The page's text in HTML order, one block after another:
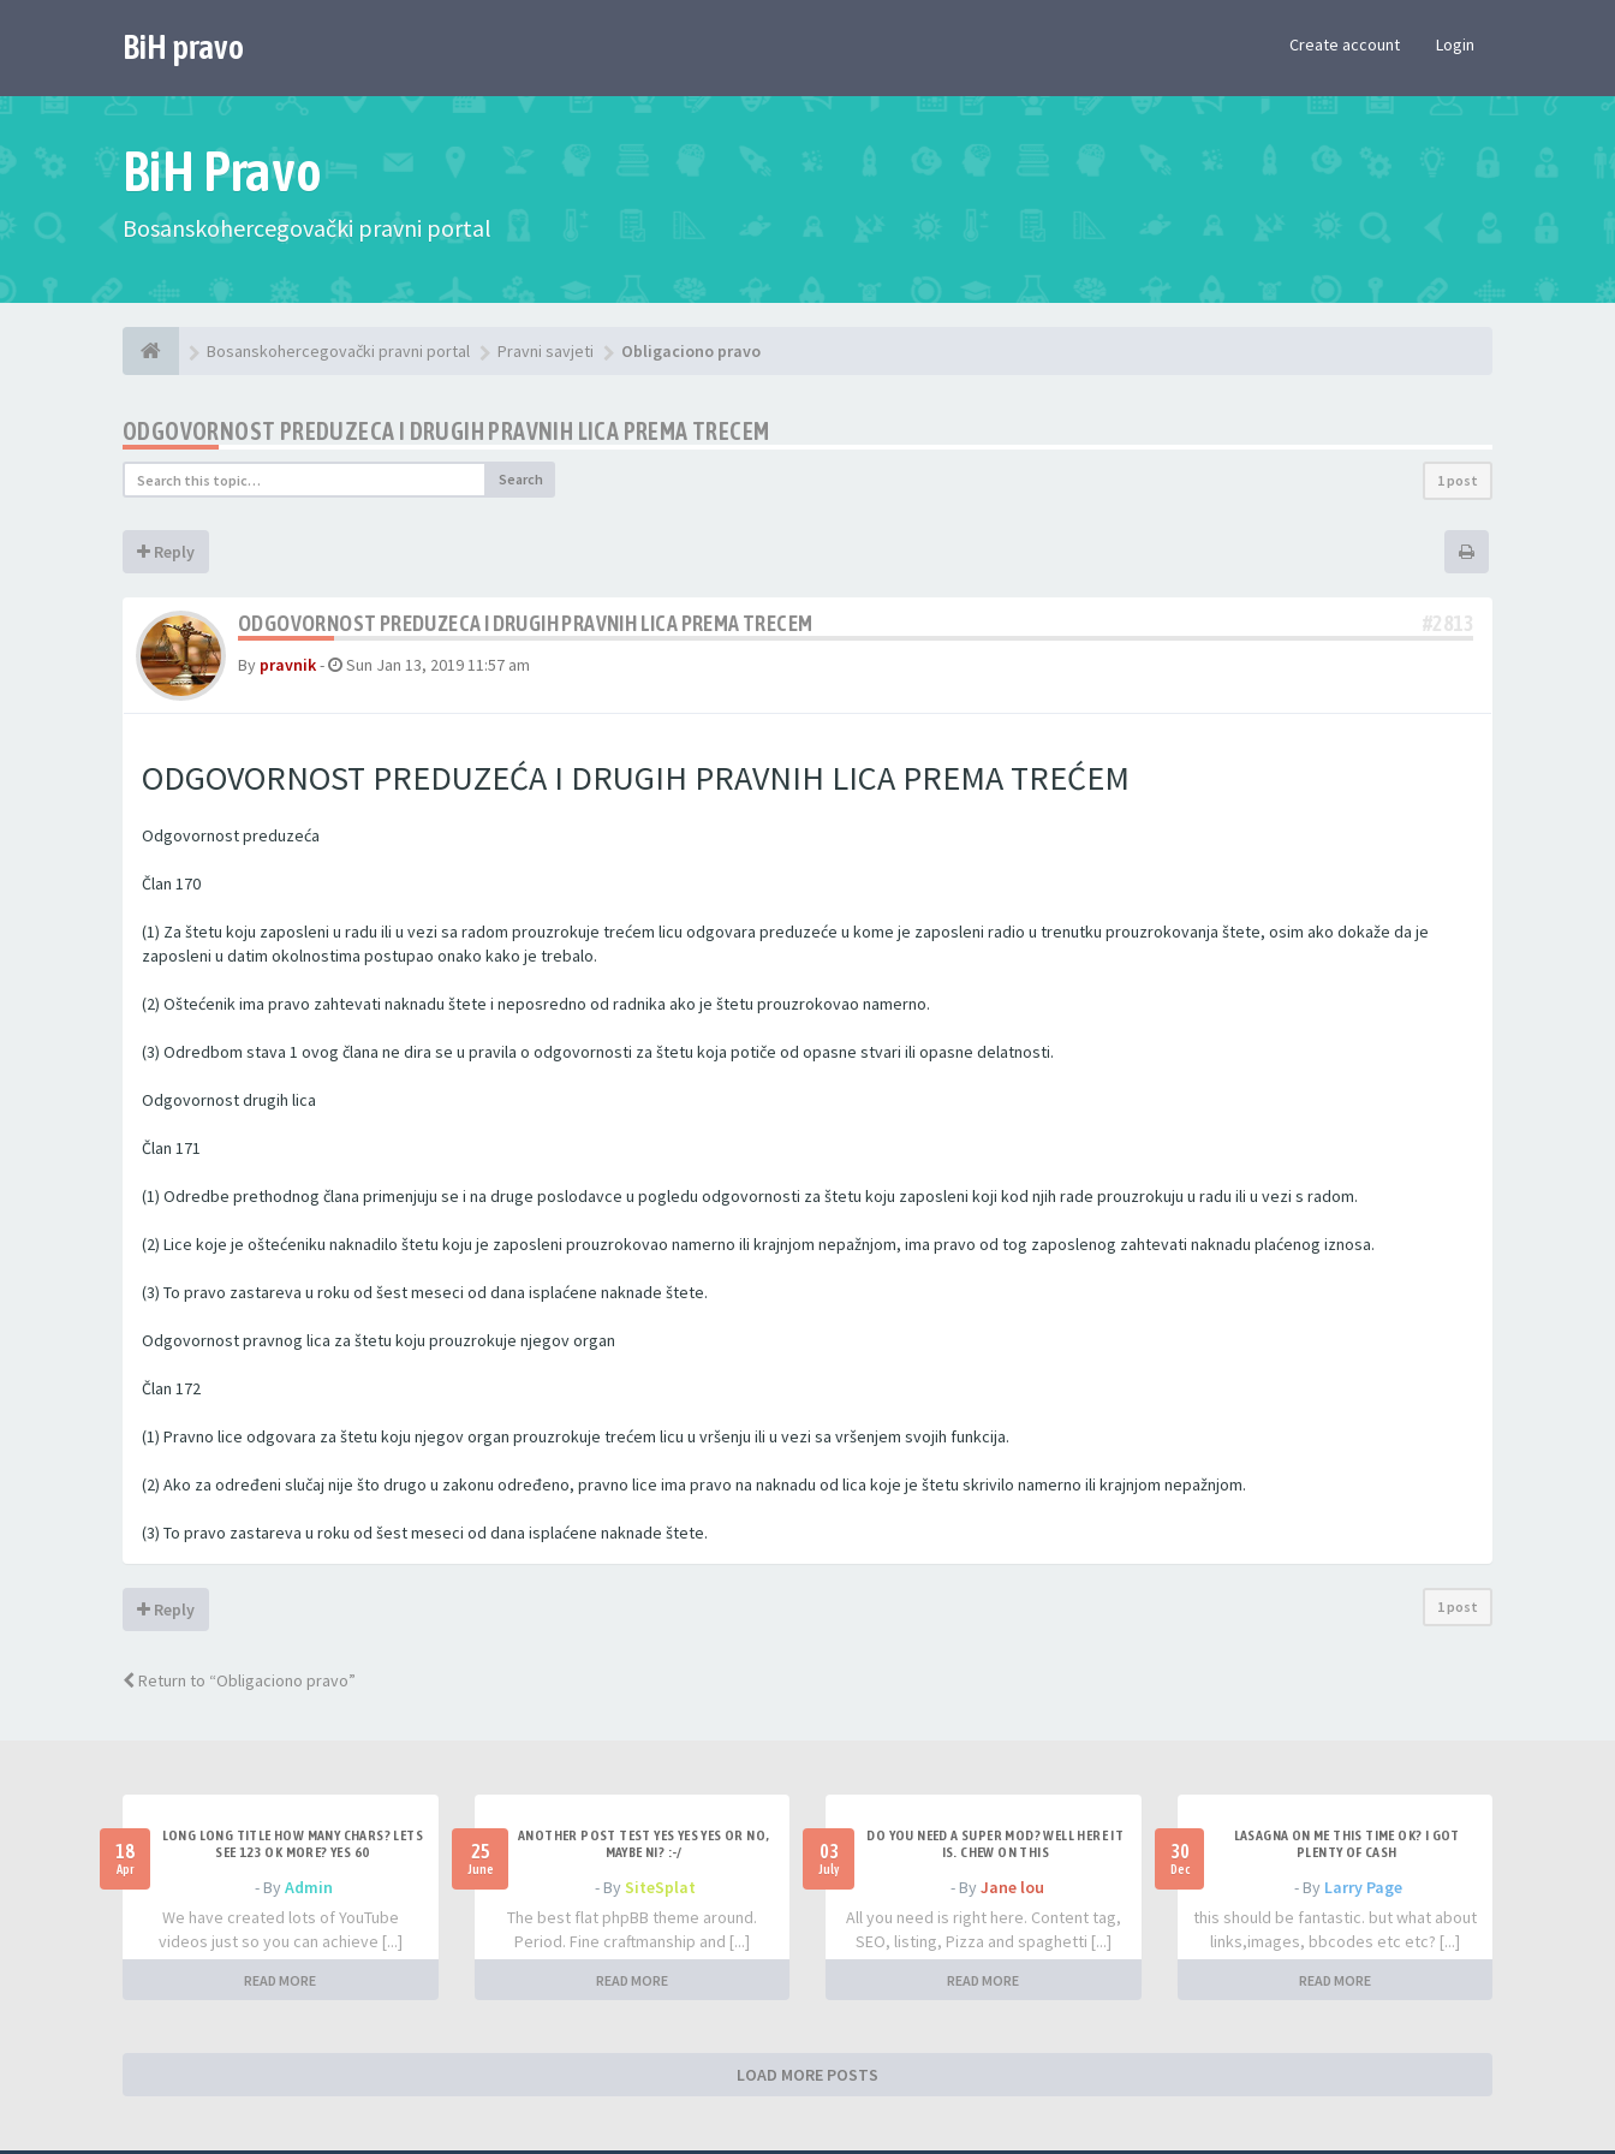
BiH pravo Create account Login
BiH Pravo
Bosanskohercegovački pravni portal
Bosanskohercegovački pravni portal Pravni savjeti Obligaciono pravo
ODGOVORNOST PREDUZECA I DRUGIH PRAVNIH LICA PREMA TRECEM
Search 1 post
Reply
ODGOVORNOST PREDUZECA I DRUGIH PRAVNIH LICA PREMA TRECEM #2813
By pravnik- Sun Jan 13, 2019 11:57 am
ODGOVORNOST PREDUZEĆA I DRUGIH PRAVNIH LICA PREMA TREĆEM
Odgovornost preduzeća
Član 170
(1) Za štetu koju zaposleni u radu ili u vezi sa radom prouzrokuje trećem licu odgovara preduzeće u kome je zaposleni radio u trenutku prouzrokovanja štete, osim ako dokaže da je
zaposleni u datim okolnostima postupao onako kako je trebalo.
(2) Oštećenik ima pravo zahtevati naknadu štete i neposredno od radnika ako je štetu prouzrokovao namerno.
(3) Odredbom stava 1 ovog člana ne dira se u pravila o odgovornosti za štetu koja potiče od opasne stvari ili opasne delatnosti.
Odgovornost drugih lica
Član 171
(1) Odredbe prethodnog člana primenjuju se i na druge poslodavce u pogledu odgovornosti za štetu koju zaposleni koji kod njih rade prouzrokuju u radu ili u vezi s radom.
(2) Lice koje je oštećeniku naknadilo štetu koju je zaposleni prouzrokovao namerno ili krajnjom nepažnjom, ima pravo od tog zaposlenog zahtevati naknadu plaćenog iznosa.
(3) To pravo zastareva u roku od šest meseci od dana isplaćene naknade štete.
Odgovornost pravnog lica za štetu koju prouzrokuje njegov organ
Član 172
(1) Pravno lice odgovara za štetu koju njegov organ prouzrokuje trećem licu u vršenju ili u vezi sa vršenjem svojih funkcija.
(2) Ako za određeni slučaj nije što drugo u zakonu određeno, pravno lice ima pravo na naknadu od lica koje je štetu skrivilo namerno ili krajnjom nepažnjom.
(3) To pravo zastareva u roku od šest meseci od dana isplaćene naknade štete.
Reply 1 post
Return to “Obligaciono pravo”
18
Apr
LONG LONG TITLE HOW MANY CHARS? LETS
SEE 123 OK MORE? YES 60
- ByAdmin
We have created lots of YouTube
videos just so you can achieve [...]
READ MORE
25
June
ANOTHER POST TEST YES YES YES OR NO,
MAYBE NI? :-/
- BySiteSplat
The best flat phpBB theme around.
Period. Fine craftmanship and [...]
READ MORE
03
July
DO YOU NEED A SUPER MOD? WELL HERE IT
IS. CHEW ON THIS
- By Jane lou
All you need is right here. Content tag,
SEO, listing, Pizza and spaghetti [...]
READ MORE
30
Dec
LASAGNA ON ME THIS TIME OK? I GOT
PLENTY OF CASH
- By Larry Page
this should be fantastic. but what about
links,images, bbcodes etc etc? [...]
READ MORE
LOAD MORE POSTS